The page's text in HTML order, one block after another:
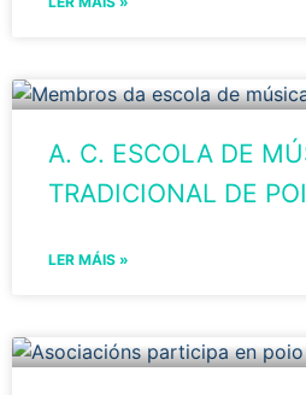
A. C. ESCOLA DE
TRADICIONAL DE
LER MÁIS »